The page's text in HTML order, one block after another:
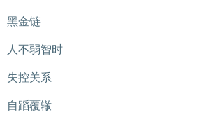
黑金链
人不弱智时
失控关系
自蹈覆辙